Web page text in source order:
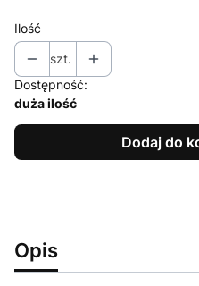
Ilość
szt.
Dostępność:
duża ilość
Dodaj do
Opis